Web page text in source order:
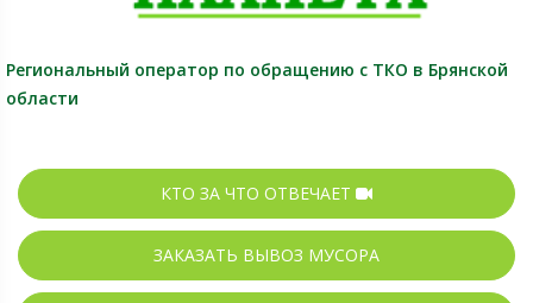
Региональный оператор по обращению с ТКО в Брянской
области
КТО ЗА ЧТО ОТВЕЧАЕТ
ЗАКАЗАТЬ ВЫВОЗ МУСОРА